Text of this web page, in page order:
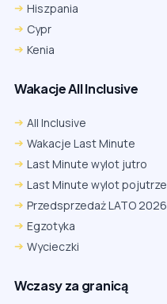
Hiszpania
Cypr
Kenia
Wakacje All Inclusive
All Inclusive
Wakacje Last Minute
Last Minute wylot jutro
Last Minute wylot pojutrze
Przedsprzedaż LATO 2026
Egzotyka
Wycieczki
Wczasy za granicą